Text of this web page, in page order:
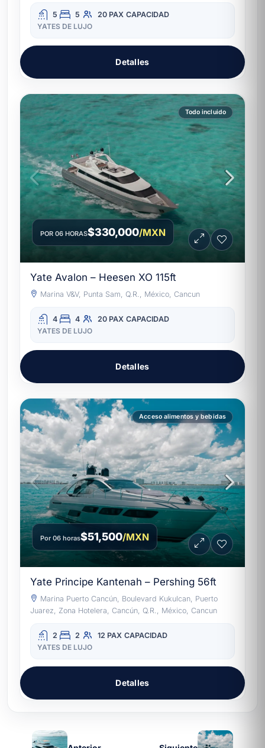
5 5 20 PAX CAPACIDAD
YATES DE LUJO
Detalles
Todo incluido
POR 06 HORAS$330,000/MXN
Yate Avalon – Heesen XO 115ft
Marina V&V, Punta Sam, Q.R., México, Cancun
4 4 20 PAX CAPACIDAD
YATES DE LUJO
Detalles
Acceso alimentos y bebidas
Por 06 horas$51,500/MXN
Yate Principe Kantenah – Pershing 56ft
Marina Puerto Cancún, Boulevard Kukulcan, Puerto
Juarez, Zona Hotelera, Cancún, Q.R., México, Cancun
2 2 12 PAX CAPACIDAD
YATES DE LUJO
Detalles